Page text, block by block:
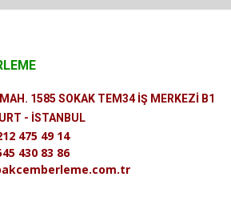
1585 SOKAK TEM34 İŞ MERKEZİ B1
- İSTANBUL
475 49 14
430 83 86